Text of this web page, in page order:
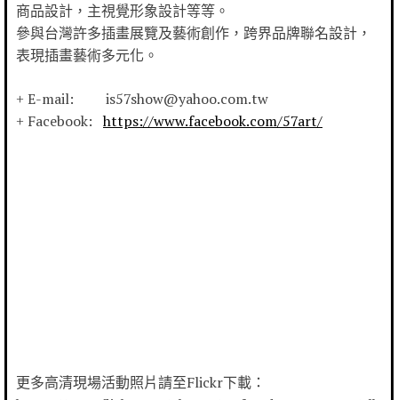
商品設計，主視覺形象設計等等。
參與台灣許多插畫展覽及藝術創作，跨界品牌聯名設計，
表現插畫藝術多元化。
+ E-mail: is57show@yahoo.com.tw
+ Facebook:https://www.facebook.com/57art/
更多高清現場活動照片請至Flickr下載：